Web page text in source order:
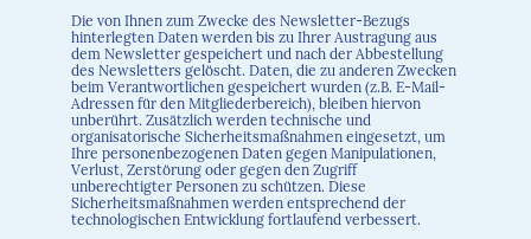
Die von Ihnen zum Zwecke des Newsletter-Bezugs
hinterlegten Daten werden bis zu Ihrer Austragung aus
dem Newsletter gespeichert und nach der Abbestellung
des Newsletters gelöscht. Daten, die zu anderen Zwecken
beim Verantwortlichen gespeichert wurden (z.B. E-Mail-
Adressen für den Mitgliederbereich), bleiben hiervon
unberührt. Zusätzlich werden technische und
organisatorische Sicherheitsmaßnahmen eingesetzt, um
Ihre personenbezogenen Daten gegen Manipulationen,
Verlust, Zerstörung oder gegen den Zugriff
unberechtigter Personen zu schützen. Diese
Sicherheitsmaßnahmen werden entsprechend der
technologischen Entwicklung fortlaufend verbessert.